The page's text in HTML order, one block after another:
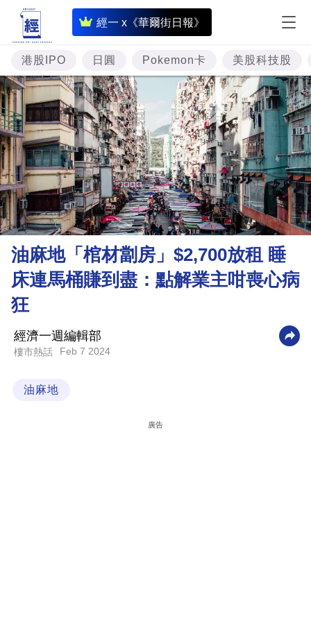
經一 x《華爾街日報》
即
時
財
經
專
題
投
資
樓
市
理
財
商
科
技
港股IPO 日圓 Pokemon卡 美股科技股
油麻地「棺材劏房」$2,700放租 睡
床連馬桶賺到盡：點解業主咁喪心病
狂
經濟一週編輯部
樓市熱話 Feb 7 2024
油麻地
廣告